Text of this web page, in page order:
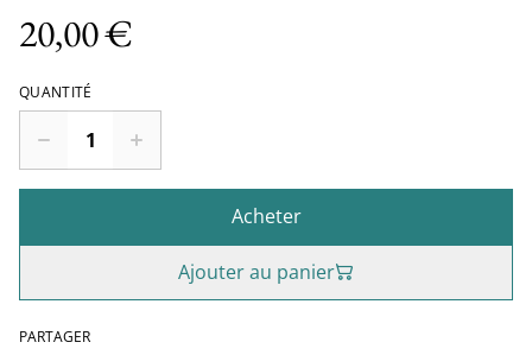
20,00 €
QUANTITÉ
Acheter
Ajouter au panier
PARTAGER